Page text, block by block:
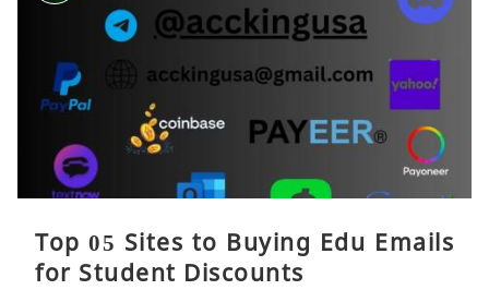
Top 05 Sites to Buying Edu Emails
for Student Discounts